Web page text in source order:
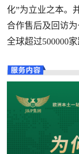
化”为立业之本。
合作售后及回访
全球超过500000